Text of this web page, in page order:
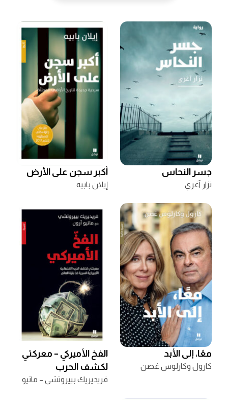
جسر النحاس
نزار آغري
أكبر سجن على الأرض
إيلان بابيه
معًا، إلى الأبد
كارول وكارلوس غصن
الفخ الأميركي – معركتي
لكشف الحرب
الاقتصاديّة الأميركيّة
فريديريك بييروتشي – ماتيو